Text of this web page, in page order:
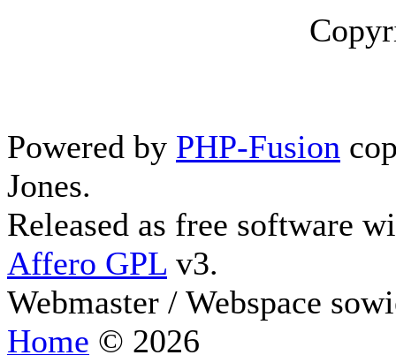
Powered by PHP-Fusion
Jones.
Released as free software
Affero GPL v3.
Webmaster / Webspace
Home © 2026